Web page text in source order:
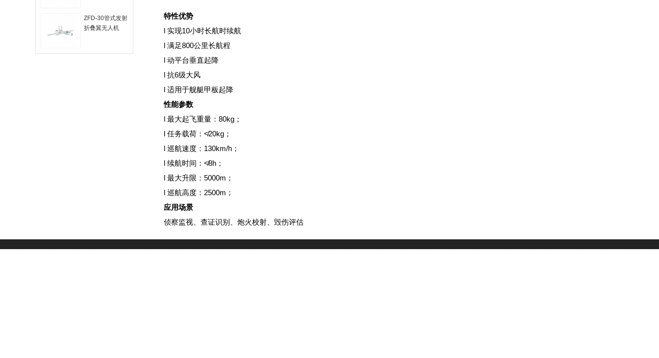
ZFD-30管式发射
折叠翼无人机
特性优势
l 实现10小时长航时续航
l 满足800公里长航程
l 动平台垂直起降
l 抗6级大风
l 适用于舰艇甲板起降
性能参数
l 最大起飞重量：80kg；
l 任务载荷：≮20kg；
l 巡航速度：130km/h；
l 续航时间：≮8h；
l 最大升限：5000m；
l 巡航高度：2500m；
应用场景
侦察监视、查证识别、炮火校射、毁伤评估